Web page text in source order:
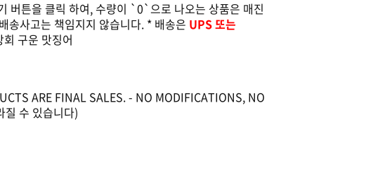
버튼을 클릭 하여, 수량이 `0`으로 나오는 상품은 매진
사고는 책임지지 않습니다. * 배송은 UPS 또는
구운 맛징어
ARE FINAL SALES. - NO MODIFICATIONS, NO
질 수 있습니다)